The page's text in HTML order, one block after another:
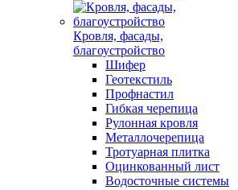
Кровля, фасады,
благоустройство
Шифер
Геотекстиль
Профнастил
Гибкая черепица
Рулонная кровля
Металлочерепица
Тротуарная плитка
Оцинкованный лист
Водосточные системы